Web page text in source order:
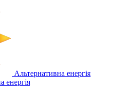
Альтернативна енергія
енергія